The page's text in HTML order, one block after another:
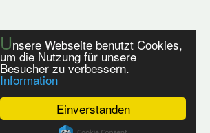
Einverstanden
Unsere Webseite benutzt Cookies,
um die Nutzung für unsere
Besucher zu verbessern.
Information